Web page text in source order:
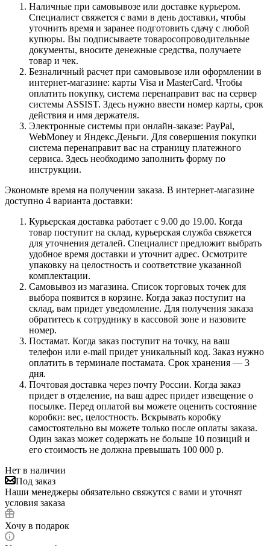
Наличные при самовывозе или доставке курьером.
Специалист свяжется с вами в день доставки, чтобы
уточнить время и заранее подготовить сдачу с любой
купюры. Вы подписываете товаросопроводительные
документы, вносите денежные средства, получаете
товар и чек.
Безналичный расчет при самовывозе или оформлении в
интернет-магазине: карты Visa и MasterCard. Чтобы
оплатить покупку, система перенаправит вас на сервер
системы ASSIST. Здесь нужно ввести номер карты, срок
действия и имя держателя.
Электронные системы при онлайн-заказе: PayPal,
WebMoney и Яндекс.Деньги. Для совершения покупки
система перенаправит вас на страницу платежного
сервиса. Здесь необходимо заполнить форму по
инструкции.
Экономьте время на получении заказа. В интернет-магазине
доступно 4 варианта доставки:
Курьерская доставка работает с 9.00 до 19.00. Когда
товар поступит на склад, курьерская служба свяжется
для уточнения деталей. Специалист предложит выбрать
удобное время доставки и уточнит адрес. Осмотрите
упаковку на целостность и соответствие указанной
комплектации.
Самовывоз из магазина. Список торговых точек для
выбора появится в корзине. Когда заказ поступит на
склад, вам придет уведомление. Для получения заказа
обратитесь к сотруднику в кассовой зоне и назовите
номер.
Постамат. Когда заказ поступит на точку, на ваш
телефон или e-mail придет уникальный код. Заказ нужно
оплатить в терминале постамата. Срок хранения — 3
дня.
Почтовая доставка через почту России. Когда заказ
придет в отделение, на ваш адрес придет извещение о
посылке. Перед оплатой вы можете оценить состояние
коробки: вес, целостность. Вскрывать коробку
самостоятельно вы можете только после оплаты заказа.
Один заказ может содержать не больше 10 позиций и
его стоимость не должна превышать 100 000 р.
Нет в наличии
Под заказ
Наши менеджеры обязательно свяжутся с вами и уточнят
условия заказа
Хочу в подарок